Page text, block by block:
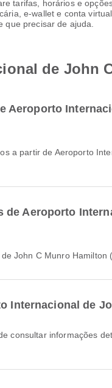
tarifas, horários e
e-wallet e conta
precisar de ajuda.
de John
Aeroporto
a partir de Aeroporto
Aeroporto
John C Munro Hamilton
Internacional de